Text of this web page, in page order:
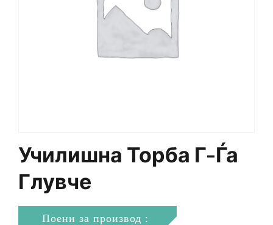
Училишна Торба Г-Ѓа
Глувче
Поени за производ :